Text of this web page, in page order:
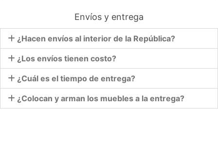
Envíos y entrega
¿Hacen envíos al interior de la República?
¿Los envíos tienen costo?
¿Cuál es el tiempo de entrega?
¿Colocan y arman los muebles a la entrega?